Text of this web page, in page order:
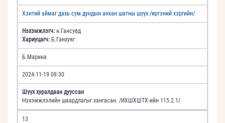
Хэнтий аймаг дахь сум дундын анхан шатны шүүх /иргэний хэргийн/
Нэхэмжлэгч: н.Гансувд
Хариуцагч: Б.Ганхуяг
Б.Марина
2024-11-19 08:30
Шүүх хуралдаан дууссан
Нэхэмжлэлийн шаардлагыг хангасан. /ИХШХШТХ-ийн 115.2.1/
13